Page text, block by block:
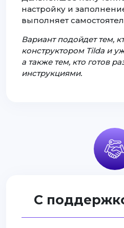
настройку и
выполняет
Вариант подойдет тем,
конструктором Tilda и
а также тем, кто готов
инструкциями.
С